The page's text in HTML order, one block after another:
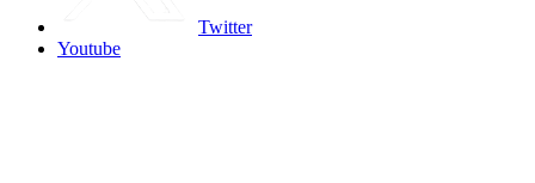
Twitter
Youtube